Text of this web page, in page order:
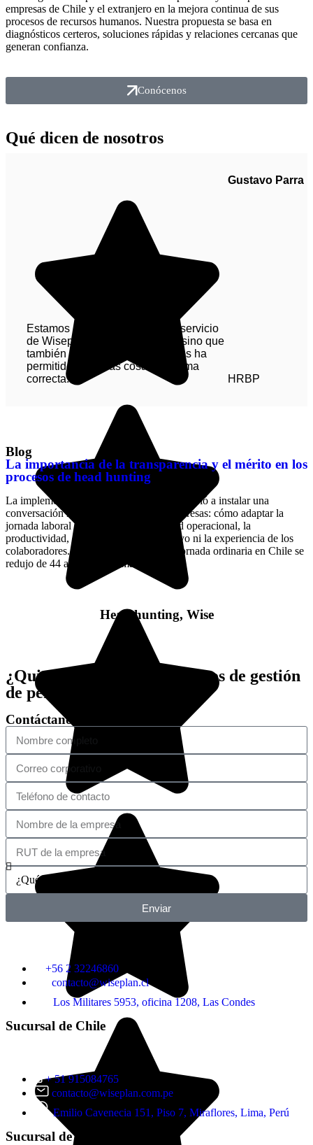
Saber más
estratégico, conocimiento de mercado y evaluación por
competencias para identificar talento altamente calificado
y alineado culturalmente con cada organización.
Saber más
empresas de Chile y el extranjero en la mejora continua de sus
procesos de recursos humanos. Nuestra propuesta se basa en
diagnósticos certeros, soluciones rápidas y relaciones cercanas que
generan confianza.
Conócenos
Qué dicen de nosotros
Estamos muy contentos con el servicio
de Wiseplan y no sólo por eso, sino que
también por la guía legal que nos ha
permitido hacer las cosas de forma
correcta.
Gustavo Parra
HRBP
Blog
La importancia de la transparencia y el mérito en los
procesos de head hunting
La implementación de la Ley 40 Horas volvió a instalar una
conversación relevante dentro de las empresas: cómo adaptar la
jornada laboral sin afectar la continuidad operacional, la
productividad, el cumplimiento normativo ni la experiencia de los
colaboradores. Desde abril de 2026, la jornada ordinaria en Chile se
redujo de 44 a 42 horas semanales, […]
Head hunting, Wise
¿Quieres mejorar tus procesos de gestión
de personas?
Contáctanos
Enviar
+56 2 32246860
contacto@wiseplan.cl
Los Militares 5953, oficina 1208, Las Condes
Sucursal de Chile
+ 51 915084765
contacto@wiseplan.com.pe
Emilio Cavenecia 151, Piso 7, Miraflores, Lima, Perú
Sucursal de Perú